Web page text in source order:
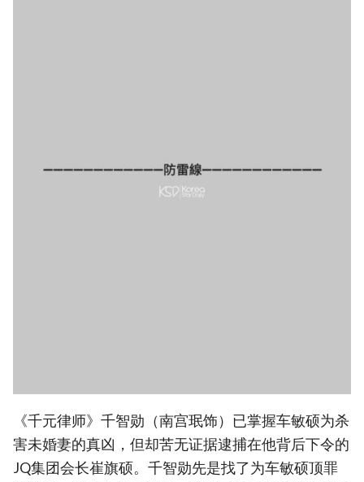
《千元律师》千智勋（南宫珉饰）已掌握车敏硕为杀
害未婚妻的真凶，但却苦无证据逮捕在他背后下令的
JQ集团会长崔旗硕。千智勋先是找了为车敏硕顶罪